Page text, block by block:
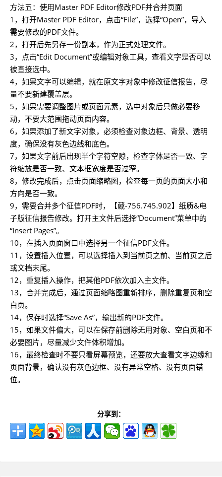
方法五：使用Master PDF Editor修改PDF并合并页面
1，打开Master PDF Editor，点击“File”，选择“Open”，导入
需要修改的PDF文件。
2，打开后先另存一份副本，作为正式处理文件。
3，点击“Edit Document”或编辑对象工具，查看文字是否可以
被直接选中。
4，如果文字可以编辑，就在原文字对象中修改征信报告，尽
量不要新建覆盖层。
5，如果需要调整图片或页面元素，选中对象后只做必要移
动，不要大范围拖动页面内容。
6，如果添加了新文字对象，必须检查对象边框、背景、透明
度，确保没有灰色边线和底色。
7，如果文字前后出现半个字符空隙，检查字体是否一致、字
符缩放是否一致、文本框宽度是否过窄。
8，修改完成后，点击页面缩略图，检查每一页的页面大小和
方向是否一致。
9，需要合并多个征信PDF时，【葳-756.745.902】纸质&电
子版征信报告修改。打开主文件后选择“Document”菜单中的
“Insert Pages”。
10，在插入页面窗口中选择另一个征信PDF文件。
11，设置插入位置，可以选择插入到当前页之前、当前页之后
或文档末尾。
12，重复插入操作，把其他PDF依次加入主文件。
13，合并完成后，通过页面缩略图重新排序，删除重复页和空
白页。
14，保存时选择“Save As”，输出新的PDF文件。
15，如果文件偏大，可以在保存前删除无用对象、空白页和不
必要图片，尽量减少文件体积增加。
16，最终检查时不要只看屏幕预览，还要放大查看文字边缘和
页面背景，确认没有灰色边框、没有异常空格、没有页面错
位。
分享到：